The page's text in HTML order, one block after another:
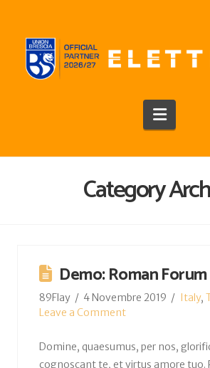
Category
Demo: Roman Forum
89Flay 4 Novembre 2019 Italy,
Leave a Comment
Domine, quaesumus, per nos,
cognoscant te, et virtus amore tuo.